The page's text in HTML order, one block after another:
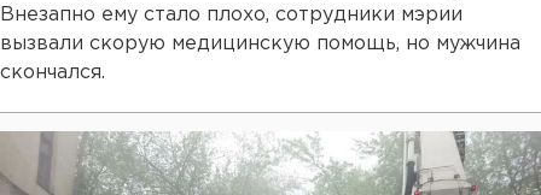
Внезапно ему стало плохо, сотрудники мэрии
вызвали скорую медицинскую помощь, но мужчина
скончался.